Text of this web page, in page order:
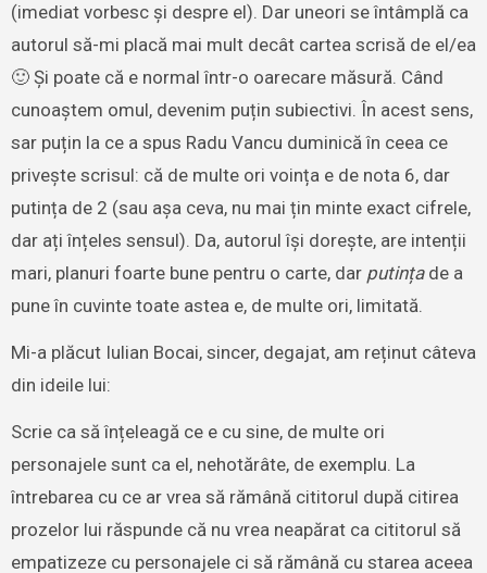
(imediat vorbesc și despre el). Dar uneori se întâmplă ca
autorul să-mi placă mai mult decât cartea scrisă de el/ea
🙂 Și poate că e normal într-o oarecare măsură. Când
cunoaștem omul, devenim puțin subiectivi. În acest sens,
sar puțin la ce a spus Radu Vancu duminică în ceea ce
privește scrisul: că de multe ori voința e de nota 6, dar
putința de 2 (sau așa ceva, nu mai țin minte exact cifrele,
dar ați înțeles sensul). Da, autorul își dorește, are intenții
mari, planuri foarte bune pentru o carte, dar putințade a
pune în cuvinte toate astea e, de multe ori, limitată.
Mi-a plăcut Iulian Bocai, sincer, degajat, am reținut câteva
din ideile lui:
Scrie ca să înțeleagă ce e cu sine, de multe ori
personajele sunt ca el, nehotărâte, de exemplu. La
întrebarea cu ce ar vrea să rămână cititorul după citirea
prozelor lui răspunde că nu vrea neapărat ca cititorul să
empatizeze cu personajele ci să rămână cu starea aceea